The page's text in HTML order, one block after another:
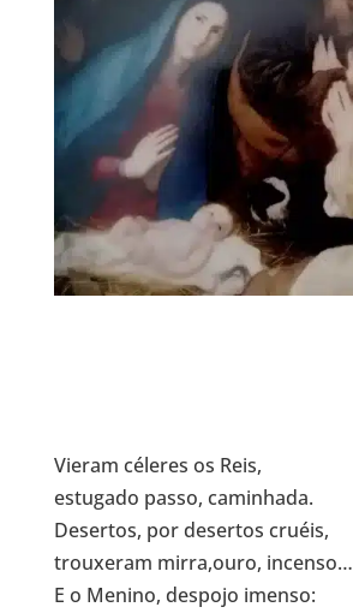
Vieram céleres os Reis,
estugado passo, caminhada.
Desertos, por desertos cruéis,
trouxeram mirra,ouro, incenso…
E o Menino, despojo imenso: